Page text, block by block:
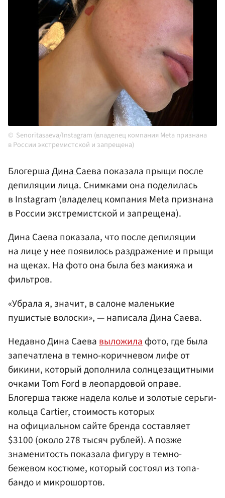
Senoritasaeva/Instagram (владелец компания Meta признана
в России экстремистской и запрещена)
БлогершаДина Саевапоказала прыщи после
депиляции лица. Снимками она поделилась
в Instagram (владелец компания Meta признана
в России экстремистской и запрещена).
Дина Саева показала, что после депиляции
на лице у нее появилось раздражение и прыщи
на щеках. На фото она была без макияжа и
фильтров.
«Убрала я, значит, в салоне маленькие
пушистые волоски», — написала Дина Саева.
Недавно Дина Саевавыложилафото, где была
запечатлена в темно-коричневом лифе от
бикини, который дополнила солнцезащитными
очками Tom Ford в леопардовой оправе.
Блогерша также надела колье и золотые серьги-
кольца Cartier, стоимость которых
на официальном сайте бренда составляет
$3100 (около 278 тысяч рублей). А позже
знаменитость показала фигуру в темно-
бежевом костюме, который состоял из топа-
бандо и микрошортов.